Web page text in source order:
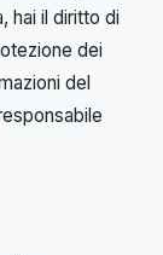
hai il diritto di
dei
del